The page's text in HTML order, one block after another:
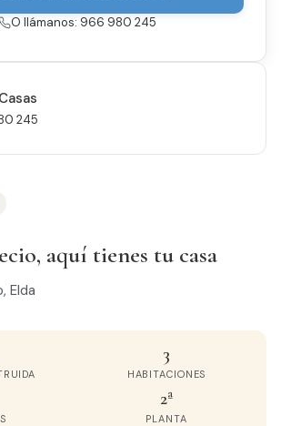
aquí tienes tu casa
Elda
3
HABITACIONES
2ª
PLANTA
O llámanos: 966 980 245
245